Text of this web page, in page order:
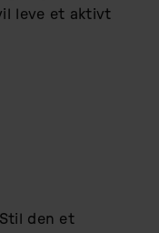
leve et aktivt
den et